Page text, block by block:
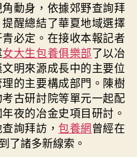
道
丨
兼
容
并
濟
冶
金
推
進
文
動身，依據郊野查詢拜
醒總結了華夏地域選擇
必定。在接收本報記者
女大生包養俱樂部了以冶
明來源成長中的主要位
的主要構成部門。陳樹
古研討院等單元一起配
夜的冶金史項目研討。
詢拜訪，包養網曾經在
了諸多新線索。